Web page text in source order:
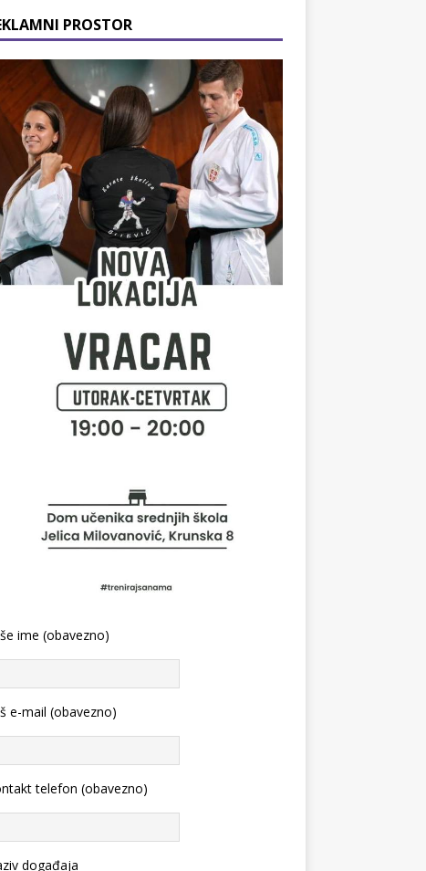
PROSTOR
ime (obavezno)
e-mail (obavezno)
telefon (obavezno)
događaja